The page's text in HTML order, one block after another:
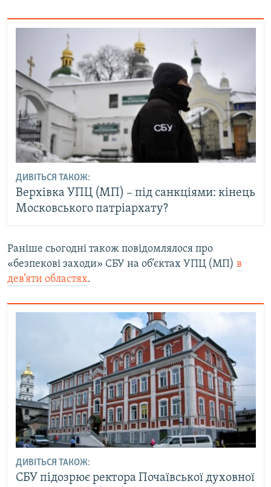
ДИВІТЬСЯ ТАКОЖ:
Верхівка УПЦ (МП) – під санкціями: кінець
Московського патріархату?
Раніше сьогодні також повідомлялося про
«безпекові заходи» СБУ на об’єктах УПЦ (МП) в
дев’яти областях.
ДИВІТЬСЯ ТАКОЖ:
СБУ підозрює ректора Почаївської духовної